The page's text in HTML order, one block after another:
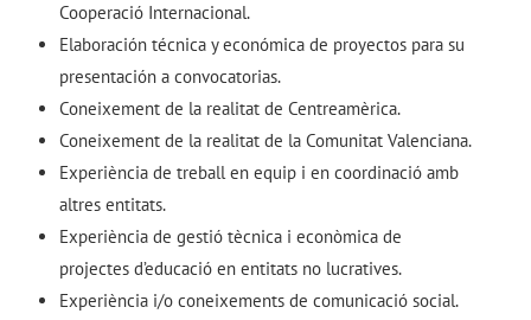
Cooperació Internacional.
Elaboración técnica y económica de proyectos para su
presentación a convocatorias.
Coneixement de la realitat de Centreamèrica.
Coneixement de la realitat de la Comunitat Valenciana.
Experiència de treball en equip i en coordinació amb
altres entitats.
Experiència de gestió tècnica i econòmica de
projectes d’educació en entitats no lucratives.
Experiència i/o coneixements de comunicació social.